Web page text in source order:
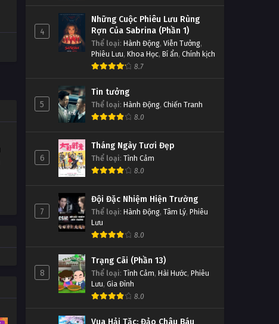
4
Những Cuộc Phiêu Lưu Rùng
Rợn Của Sabrina (Phần 1)
Thể loại: Hành Động, Viễn Tưởng,
Phiêu Lưu, Khoa Học, Bí ẩn, Chính kịch
8.7
5
Tin tưởng
Thể loại: Hành Động, Chiến Tranh
8.0
6
Tháng Ngày Tươi Đẹp
Thể loại: Tình Cảm
8.0
7
Đội Đặc Nhiệm Hiện Trường
Thể loại: Hành Động, Tâm Lý, Phiêu
Lưu
8.0
8
Trạng Cãi (Phần 13)
Thể loại: Tình Cảm, Hài Hước, Phiêu
Lưu, Gia Đình
8.0
Vua Hải Tặc: Đảo Châu Báu